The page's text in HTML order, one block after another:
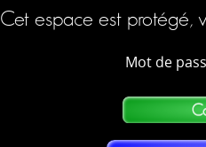
Cet espace est protégé,
Mot de